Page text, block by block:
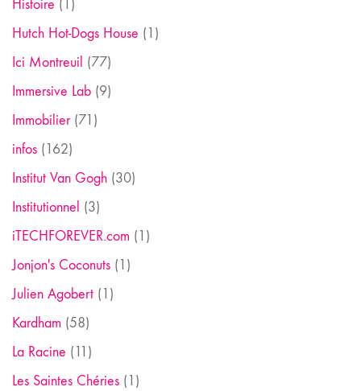
Histoire (1)
Hutch Hot-Dogs House (1)
Ici Montreuil (77)
Immersive Lab (9)
Immobilier(71)
infos (162)
Institut Van Gogh (30)
Institutionnel (3)
iTECHFOREVER.com (1)
Jonjon's Coconuts (1)
Julien Agobert (1)
Kardham (58)
La Racine (11)
Les Saintes Chéries (1)